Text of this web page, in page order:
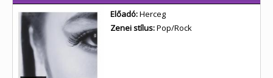
Előadó:Herceg
Zenei stílus:Pop/Rock